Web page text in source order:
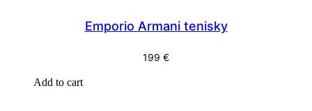
Emporio Armani tenisky
199 €
Add to cart